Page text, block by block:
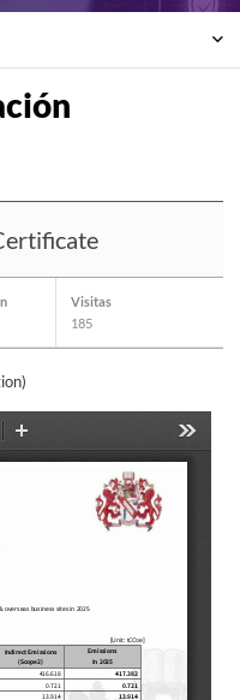
Visitas
185